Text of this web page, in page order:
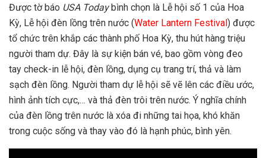
Được tờ báo USA Todaybình chọn là Lễ hội số 1 của Hoa
Kỳ, Lễ hội đèn lồng trên nước (Water Lantern Festival) được
tổ chức trên khắp các thành phố Hoa Kỳ, thu hút hàng triệu
người tham dự. Đây là sự kiện bán vé, bao gồm vòng đeo
tay check-in lễ hội, đèn lồng, dụng cụ trang trí, thả và làm
sạch đèn lồng. Người tham dự lễ hội sẽ vẽ lên các điều ước,
hình ảnh tích cực,… và thả đèn trôi trên nước. Ý nghĩa chính
của đèn lồng trên nước là xóa đi những tai họa, khó khăn
trong cuộc sống và thay vào đó là hạnh phúc, bình yên.